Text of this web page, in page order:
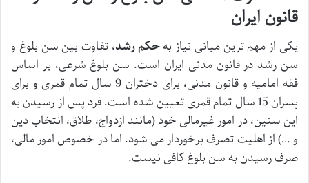
قانون ایران
یکی از مهم ترین مبانی نیاز بهحکم رشد، تفاوت بین سن بلوغ و
سن رشد در قانون مدنی ایران است. سن بلوغ شرعی، بر اساس
فقه امامیه و قانون مدنی، برای دختران 9 سال تمام قمری و برای
پسران 15 سال تمام قمری تعیین شده است. فرد پس از رسیدن به
این سنین، در امور غیرمالی خود (مانند ازدواج، طلاق، انتخاب دین
و …) از اهلیت تصرف برخوردار می شود. اما در خصوص امور مالی،
صرف رسیدن به سن بلوغ کافی نیست.